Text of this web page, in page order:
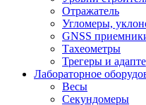
Отражатель
Угломеры,
GNSS
Тахеометры
Трегеры и
Лабораторное
Весы
Секундомеры